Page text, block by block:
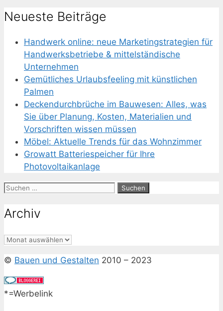
Neueste Beiträge
Handwerk online: neue Marketingstrategien für
Handwerksbetriebe & mittelständische
Unternehmen
Gemütliches Urlaubsfeeling mit künstlichen
Palmen
Deckendurchbrüche im Bauwesen: Alles, was
Sie über Planung, Kosten, Materialien und
Vorschriften wissen müssen
Möbel: Aktuelle Trends für das Wohnzimmer
Growatt Batteriespeicher für Ihre
Photovoltaikanlage
Suchen
Archiv
Archiv
© Bauen und Gestalten 2010 – 2023
*=Werbelink